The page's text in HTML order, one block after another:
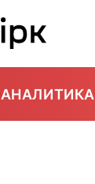
АНАЛИТИКА